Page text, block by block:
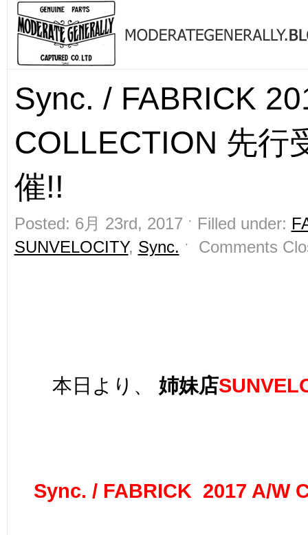
Sync. / FABRICK
COLLECTION 先行
催!!
Posted: 6月 23rd, 2017 ˑ Filled under:
SUNVELOCITY, Sync. ˑ Comments
本日より、 姉妹店
Sync. / FABRICK 2017 A/W